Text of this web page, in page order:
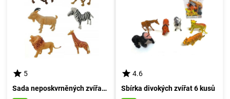
5
Sada neposkvrněných zvířat 6 kusů
4.6
Sbírka divokých zvířat 6 kusů